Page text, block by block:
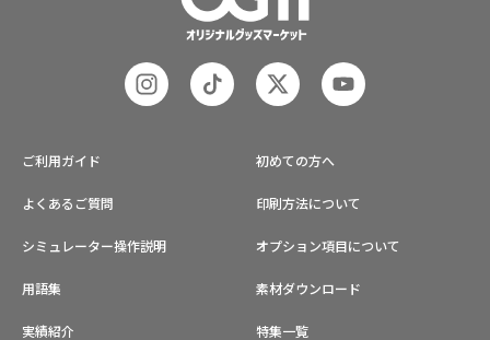
ご利用ガイド 初めての方へ
よくあるご質問 印刷方法について
シミュレーター操作説明 オプション項目について
用語集 素材ダウンロード
実績紹介 特集一覧